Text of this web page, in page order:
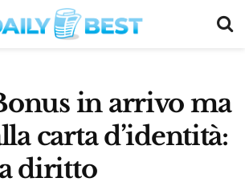
in arrivo ma
carta d’identità:
diritto